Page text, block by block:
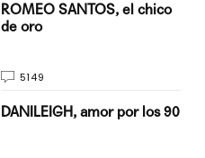
ROMEO SANTOS, el chico
de oro
5149
DANILEIGH, amor por los 90